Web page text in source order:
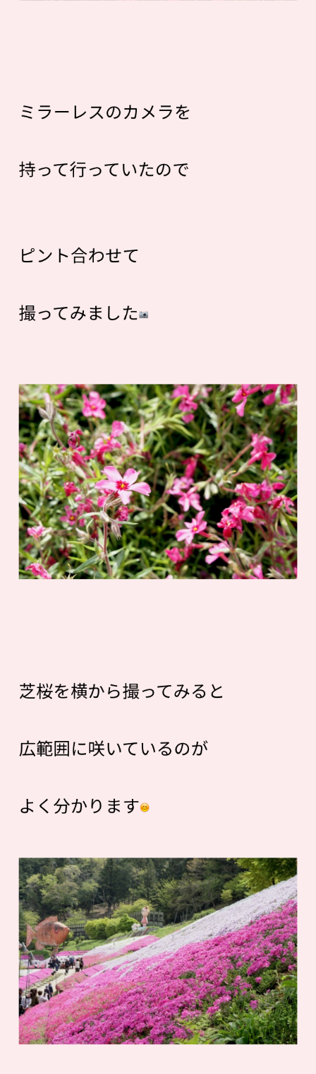
ミラーレスのカメラを
持って行っていたので
ピント合わせて
撮ってみました
芝桜を横から撮ってみると
広範囲に咲いているのが
よく分かります